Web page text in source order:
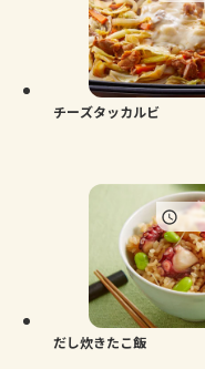
チーズタッカルビ
だし炊きたこ飯